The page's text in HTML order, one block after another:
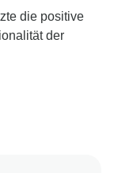
die positive
der